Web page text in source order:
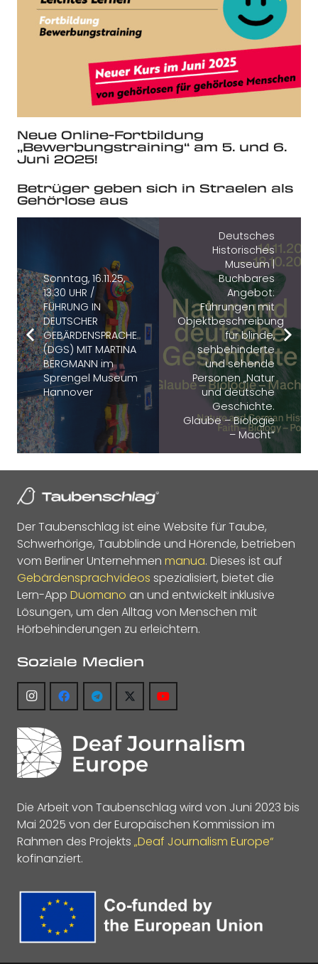
Neue Online-Fortbildung
„Bewerbungstraining“ am 5. und 6.
Juni 2025!
Betrüger geben sich in Straelen als
Gehörlose aus
Sonntag, 16.11.25,
13:30 UHR /
FÜHRUNG IN
DEUTSCHER
GEBÄRDENSPRACHE
(DGS) MIT MARTINA
BERGMANN im
Sprengel Museum
Hannover
Deutsches
Historisches
Museum |
Buchbares
Angebot:
Führungen mit
Objektbeschreibungen
für blinde,
sehbehinderte
und sehende
Personen „Natur
und deutsche
Geschichte.
Glaube – Biologie
– Macht“
Der Taubenschlag ist eine Website für Taube,
Schwerhörige, Taubblinde und Hörende, betrieben
vom Berliner Unternehmen manua. Dieses ist auf
Gebärdensprachvideos spezialisiert, bietet die
Lern-App Duomano an und entwickelt inklusive
Lösungen, um den Alltag von Menschen mit
Hörbehinderungen zu erleichtern.
Soziale Medien
Die Arbeit von Taubenschlag wird von Juni 2023 bis
Mai 2025 von der Europäischen Kommission im
Rahmen des Projekts „Deaf Journalism Europe“
kofinanziert.